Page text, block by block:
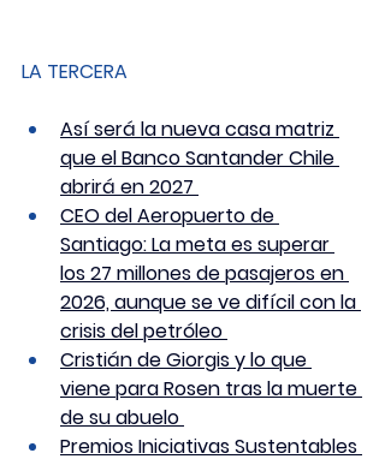
LA TERCERA
Así será la nueva casa matriz
que el Banco Santander Chile
abrirá en 2027
CEO del Aeropuerto de
Santiago: La meta es superar
los 27 millones de pasajeros en
2026, aunque se ve difícil con la
crisis del petróleo
Cristián de Giorgis y lo que
viene para Rosen tras la muerte
de su abuelo
Premios Iniciativas Sustentables